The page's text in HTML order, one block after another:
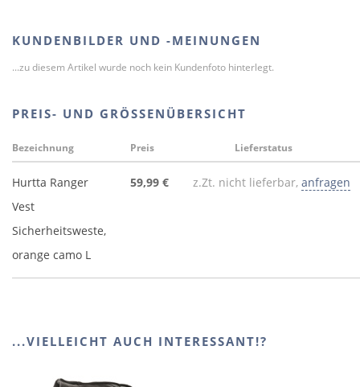
KUNDENBILDER UND -MEINUNGEN
...zu diesem Artikel wurde noch kein Kundenfoto hinterlegt.
PREIS- UND GRÖSSENÜBERSICHT
Bezeichnung Preis Lieferstatus
Hurtta Ranger
Vest
Sicherheitsweste,
orange camo L
59,99 € z.Zt. nicht lieferbar, anfragen
...VIELLEICHT AUCH INTERESSANT!?